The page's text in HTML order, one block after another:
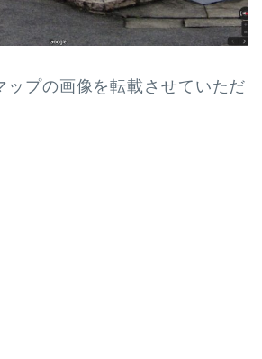
ップの画像を転載させていただ